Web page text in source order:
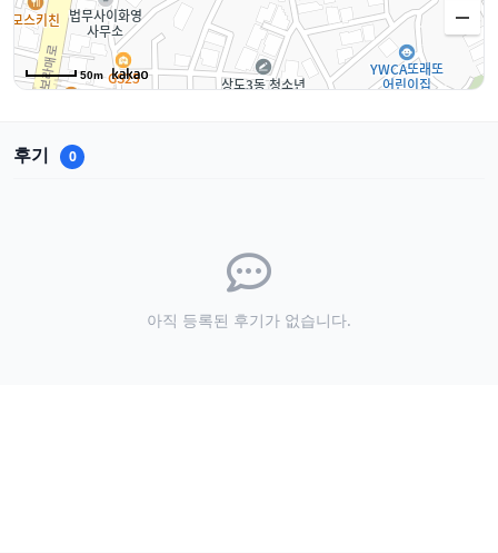
50m
후기 0
아직 등록된 후기가 없습니다.